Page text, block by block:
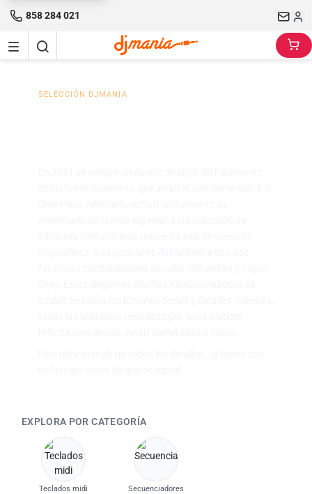
858 284 021
SELECCIÓN DJMANIA
EXPLORA POR CATEGORÍA
Teclados midi Secuenciadores